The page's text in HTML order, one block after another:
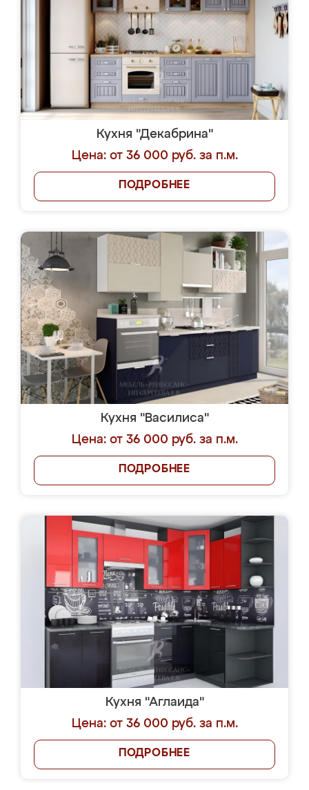
Кухня "Декабрина"
Цена: от 36 000 руб. за п.м.
ПОДРОБНЕЕ
Кухня "Василиса"
Цена: от 36 000 руб. за п.м.
ПОДРОБНЕЕ
Кухня "Аглаида"
Цена: от 36 000 руб. за п.м.
ПОДРОБНЕЕ